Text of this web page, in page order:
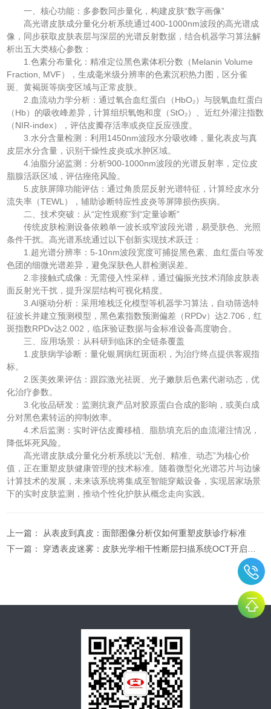
一、核心功能：多参数同步量化，构建皮肤“数字画像”
高光谱皮肤成分量化分析系统通过400-1000nm波段的高光谱成
像，同步获取皮肤表层与深层的光谱反射数据，结合机器学习算法解
析出五大类核心参数：
1.色素分布量化：精准定位黑色素体积分数（Melanin Volume
Fraction, MVF），生成毫米级分辨率的色素沉积热力图，区分雀
斑、黄褐斑等病变区域与正常皮肤。
2.血流动力学分析：通过氧合血红蛋白（HbO₂）与脱氧血红蛋白
（Hb）的吸收峰差异，计算组织氧饱和度（StO₂）、近红外灌注指数
（NIR-index），评估皮瓣存活率或炎症反应强度。
3.水分含量检测：利用1450nm波段水分吸收峰，量化表皮与真
皮层水分含量，识别干燥性皮炎或水肿区域。
4.油脂分泌监测：分析900-1000nm波段的光谱反射率，定位皮
脂腺活跃区域，评估痤疮风险。
5.皮肤屏障功能评估：通过角质层反射光谱特征，计算经皮水分
流失率（TEWL），辅助诊断特应性皮炎等屏障损伤疾病。
二、技术突破：从“定性观察”到“定量诊断”
传统皮肤检测设备依赖单一波长或窄波段光谱，易受肤色、光照
条件干扰。高光谱系统通过以下创新实现技术跃迁：
1.超光谱分辨率：5-10nm波段宽度可捕捉黑色素、血红蛋白等发
色团的细微光谱差异，避免深肤色人群检测误差。
2.非接触式成像：无需侵入性采样，通过偏振光技术消除皮肤表
面反射光干扰，提升深层结构可视化精度。
3.AI驱动分析：采用堆栈泛化模型等机器学习算法，自动筛选特
征波长并建立预测模型，黑色素指数预测偏差（RPDv）达2.706，红
斑指数RPDv达2.002，临床验证数据与金标准设备高度吻合。
三、应用场景：从科研到临床的全链条覆盖
1.皮肤病学诊断：量化银屑病红斑面积，为治疗终点提供客观指
标。
2.医美效果评估：跟踪激光祛斑、光子嫩肤后色素代谢动态，优
化治疗参数。
3.化妆品研发：监测抗衰产品对胶原蛋白合成的影响，或美白成
分对黑色素转运的抑制效率。
4.术后监测：实时评估皮瓣移植、脂肪填充后的血流灌注情况，
降低坏死风险。
高光谱皮肤成分量化分析系统以“无创、精准、动态”为核心价
值，正在重塑皮肤健康管理的技术标准。随着微型化光谱芯片与边缘
计算技术的发展，未来该系统将集成至智能穿戴设备，实现居家场景
下的实时皮肤监测，推动个性化护肤从概念走向实践。
上一篇： 从表皮到真皮：面部图像分析仪如何重塑皮肤诊疗标准
下一篇： 穿透表皮迷雾：皮肤光学相干性断层扫描系统OCT开启皮肤无创诊断新纪元